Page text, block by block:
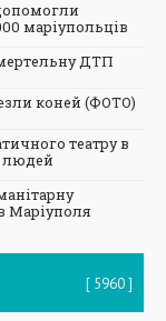
маріупольців
ДТП
коней (ФОТО)
театру в
людей
Маріуполя
5960